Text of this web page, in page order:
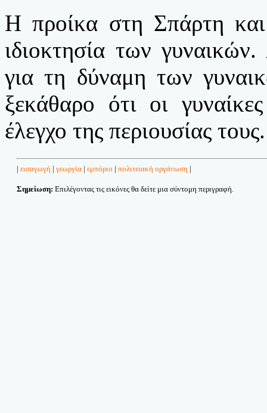
Η προίκα στη Σπάρτη
ιδιοκτησία των
για τη δύναμη των
ξεκάθαρο ότι οι
έλεγχο της περιουσίας τους.
| εισαγωγή | γεωργία| εμπόριο | πολιτειακή οργάνωση |
Σημείωση: Επιλέγοντας τις εικόνες θα δείτε μια σύντομη περιγραφή.